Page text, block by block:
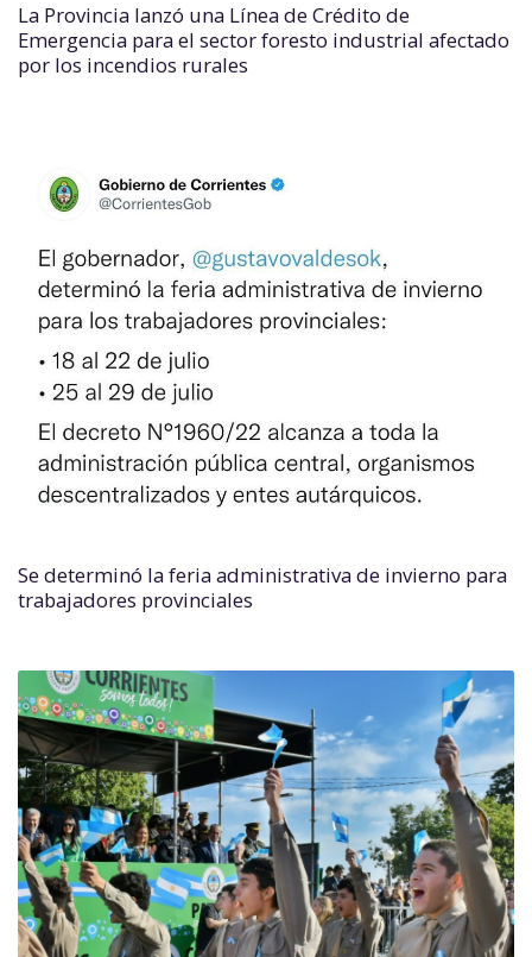
La Provincia lanzó una Línea de Crédito de
Emergencia para el sector foresto industrial afectado
por los incendios rurales
Se determinó la feria administrativa de invierno para
trabajadores provinciales